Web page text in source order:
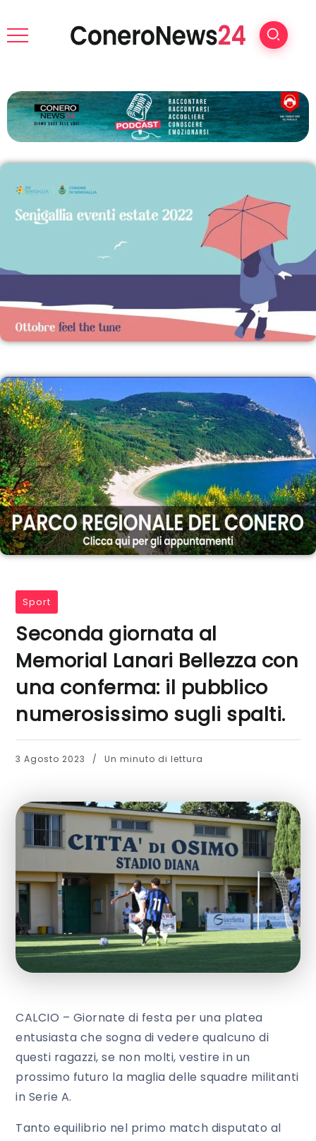
Sport
Seconda giornata al
Memorial Lanari Bellezza con
una conferma: il pubblico
numerosissimo sugli spalti.
3 Agosto 2023 Un minuto di lettura
CALCIO – Giornate di festa per una platea
entusiasta che sogna di vedere qualcuno di
questi ragazzi, se non molti, vestire in un
prossimo futuro la maglia delle squadre militanti
in Serie A.
Tanto equilibrio nel primo match disputato al